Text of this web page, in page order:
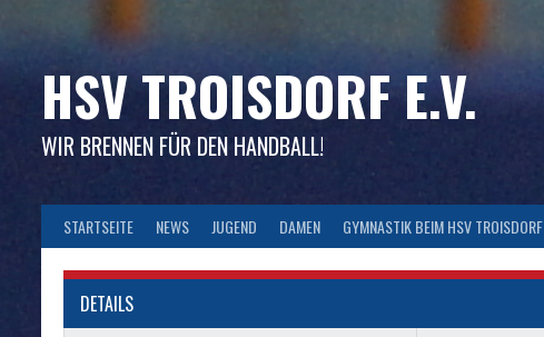
HSV TROISDORF E.V.
WIR BRENNEN FÜR DEN HANDBALL!
STARTSEITE NEWS JUGEND DAMEN GYMNASTIK BEIM HSV TROISDORF
DETAILS